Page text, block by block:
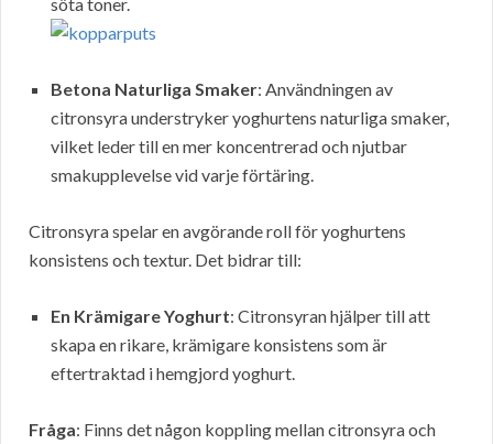
Betona Naturliga Smaker: Användningen av
citronsyra understryker yoghurtens naturliga smaker,
vilket leder till en mer koncentrerad och njutbar
smakupplevelse vid varje förtäring.
Citronsyra spelar en avgörande roll för yoghurtens
konsistens och textur. Det bidrar till:
En Krämigare Yoghurt: Citronsyran hjälper till att
skapa en rikare, krämigare konsistens som är
eftertraktad i hemgjord yoghurt.
Fråga: Finns det någon koppling mellan citronsyra och